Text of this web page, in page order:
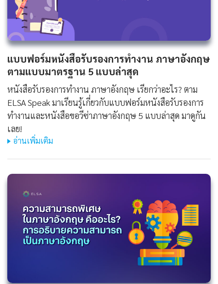
แบบฟอร์มหนังสือรับรองการทํางาน ภาษาอังกฤษ
ตามแบบมาตรฐาน 5 แบบล่าสุด
หนังสือรับรองการทํางาน ภาษาอังกฤษ เรียกว่าอะไร? ตาม
ELSA Speak มาเรียนรู้เกี่ยวกับแบบฟอร์มหนังสือรับรองการ
ทำงานและหนังสือขอวีซ่าภาษาอังกฤษ 5 แบบล่าสุด มาดูกัน
เลย!
อ่านเพิ่มเติม